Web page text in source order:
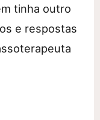
tinha outro
e respostas